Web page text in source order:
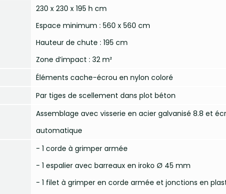
230 x 230 x 195 h cm
Espace minimum : 560 x 560 cm
Hauteur de chute : 195 cm
Zone d’impact : 32 m²
Éléments cache-écrou en nylon coloré
Par tiges de scellement dans plot béton
Assemblage avec visserie en acier galvanisé 8.8 et
automatique
- 1 corde à grimper armée
- 1 espalier avec barreaux en iroko Ø 45 mm
- 1 filet à grimper en corde armée et jonctions en